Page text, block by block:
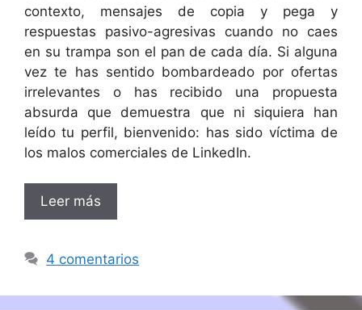
contexto, mensajes de copia y pega y
respuestas pasivo-agresivas cuando no caes
en su trampa son el pan de cada día. Si alguna
vez te has sentido bombardeado por ofertas
irrelevantes o has recibido una propuesta
absurda que demuestra que ni siquiera han
leído tu perfil, bienvenido: has sido víctima de
los malos comerciales de LinkedIn.
Leer más
4 comentarios